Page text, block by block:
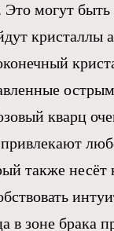
Это могут
кристаллы
кварц
также несёт
в зоне брака